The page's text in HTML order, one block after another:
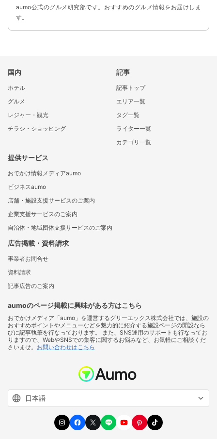
aumo公式のグルメ研究部です。おすすめのグルメ情報をお届けしま
す。
国内
ホテル
グルメ
レジャー・観光
チラシ・ショッピング
記事
記事トップ
エリア一覧
タグ一覧
ライター一覧
カテゴリ一覧
提供サービス
おでかけ情報メディアaumo
ビジネスaumo
店舗・施設支援サービスのご案内
企業支援サービスのご案内
自治体・地域団体支援サービスのご案内
広告掲載・資料請求
事業者お問合せ
資料請求
記事広告のご案内
aumoのページ掲載に興味がある方はこちら
おでかけメディア「aumo」を運営するグリーエックス株式会社では、施設の
おすすめポイントやメニューなどを魅力的に紹介する施設ページの開設なら
びに記事執筆を行なっております。 また、SNS運用のサポートも行なってお
りますので、WebやSNSでの集客に関するお悩みなど、お気軽にご相談くだ
さいませ。 お問い合わせはこちら